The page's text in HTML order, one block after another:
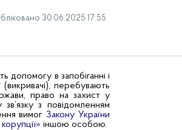
30.06.2025 17:55
допомогу в запобіганні і
(викривачі), перебувають
право на захист у
з повідомленням
вимог Закону України
іншою особою.